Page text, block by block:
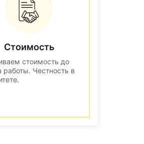
Стоимость
стоимость до
работы. Честность в